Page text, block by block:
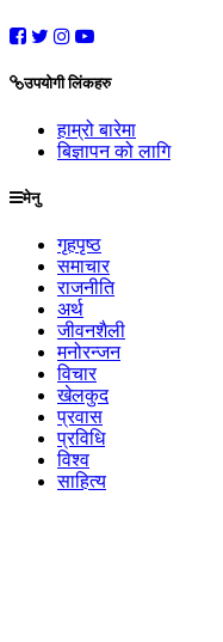
उपयोगी लिंकहरु
हाम्रो बारेमा
बिज्ञापन को लागि
मेनु
गृहपृष्ठ
समाचार
राजनीति
अर्थ
जीवनशैली
मनोरन्जन
विचार
खेलकुद
प्रवास
प्रविधि
विश्व
साहित्य